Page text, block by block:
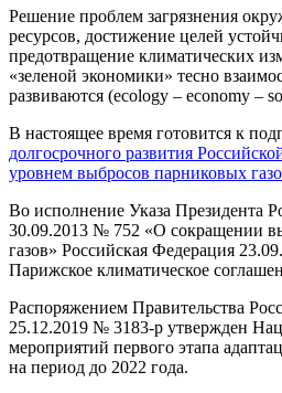
Решение проблем загрязнения
ресурсов, достижение целей
предотвращение климатических
«зеленой экономики» тесно
развиваются (ecology – economy –
В настоящее время готовится к
долгосрочного развития
уровнем выбросов парниковых
Во исполнение Указа Президента
30.09.2013 № 752 «О сокращении
газов» Российская Федерация
Парижское климатическое
Распоряжением Правительства
25.12.2019 № 3183-р утвержден
мероприятий первого этапа
на период до 2022 года.